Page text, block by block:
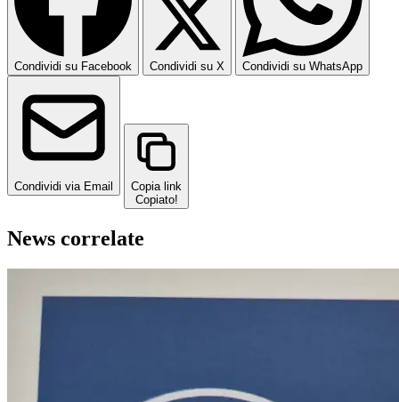
Condividi su Facebook Condividi su X Condividi su WhatsApp
Condividi via Email
Copia link
Copiato!
News correlate